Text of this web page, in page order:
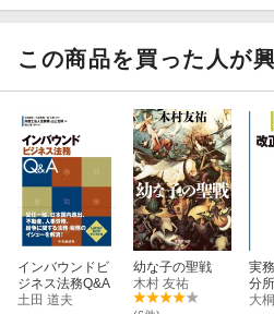
この商品を買った人が
インバウンドビ
ジネス法務Q&A
土田 道夫
幼な子の聖戦
木村 友祐
実
分
大